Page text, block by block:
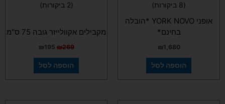
5.00
(8 ביקורות)
אופני YORK NOVO *הובלה
בחינם*
₪1,680
הוספה לסל
5.00
(2 ביקורות)
מקבילים אקוולייזר גובה 75 ס"מ
₪269
₪195
הוספה לסל